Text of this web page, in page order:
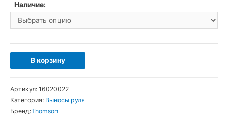
Наличие:
Количество
товара
Вынос
В корзину
Артикул: 16020022
Категория: Выносы руля
Бренд:Thomson